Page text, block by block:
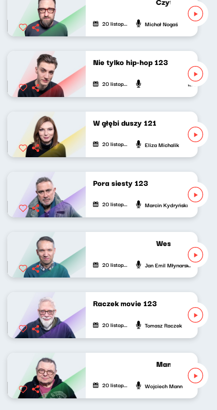
20 listopada 2022 Michał Nogaś
Nie tylko hip-hop 123
20 listopada 2022 Mateusz
W głębi duszy 121
20 listopada 2022 Eliza Michalik
Pora siesty 123
20 listopada 2022 Marcin Kydryński
Wesoła fala
20 listopada 2022 Jan Emil Młynarski
Raczek movie 123
20 listopada 2022 Tomasz Raczek
Manniak po
20 listopada 2022 Wojciech Mann